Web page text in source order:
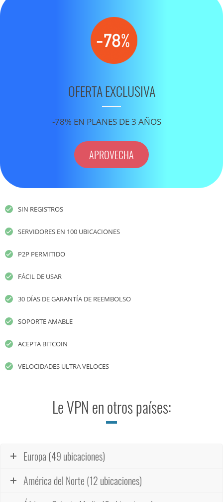
OFERTA EXCLUSIVA
-78% EN PLANES DE 3 AÑOS
APROVECHA
SIN REGISTROS
SERVIDORES EN 100 UBICACIONES
P2P PERMITIDO
FÁCIL DE USAR
30 DÍAS DE GARANTÍA DE REEMBOLSO
SOPORTE AMABLE
ACEPTA BITCOIN
VELOCIDADES ULTRA VELOCES
Le VPN en otros países:
Europa (49 ubicaciones)
América del Norte (12 ubicaciones)